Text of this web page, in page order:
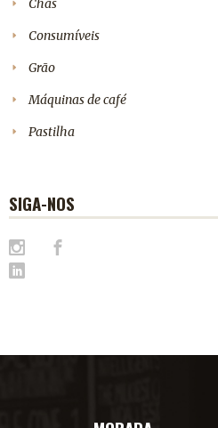
Chás
Consumíveis
Grão
Máquinas de café
Pastilha
SIGA-NOS